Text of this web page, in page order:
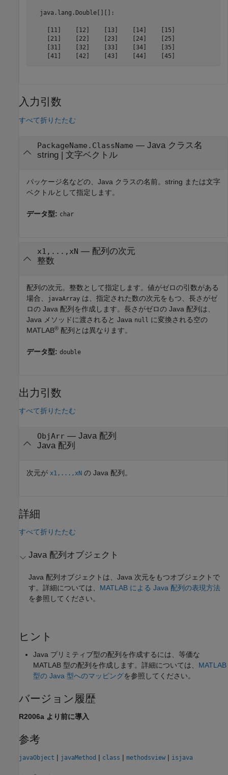
  java.lang.Double[][]:
    [11]    [12]    [13]    [14]    [15]
    [21]    [22]    [23]    [24]    [25]
    [31]    [32]    [33]    [34]    [35]
入力引数
すべて折りたたむ
PackageName.ClassName — Java クラス名
string| 文字ベクトル
パッケージ名などの、Java クラスの名前。string または文字
ベクトルとして指定します。
データ型: char
x1,...,xN — 配列の次元
整数
配列の次元。整数として指定します。値がゼロの引数がある
場合、
javaArray は、指定された数の次元をもつ、長さがゼ
ロの Java 配列を作成します。長さがゼロの Java 配列は、
Java メソッドに渡されると Java null に変換される空の
MATLAB® 配列とは異なります。
データ型: double
出力引数
すべて折りたたむ
ObjArr— Java 配列
Java 配列
次元が x1,...,xN の Java 配列。
詳細
すべて折りたたむ
Java配列オブジェクト
Java 配列オブジェクトは、Java 次元をもつオブジェクトで
す。詳細については、 MATLAB による Java 配列の表現方法
を参照してください。
ヒント
Java プリミティブ型の配列を作成するには、等価な
MATLAB 型の配列を作成します。詳細については、 MATLAB
型の Java 型へのマッピングを参照してください。
バージョン履歴
R2006a より前に導入
参考
javaObject | javaMethod | class | methodsview | isjava